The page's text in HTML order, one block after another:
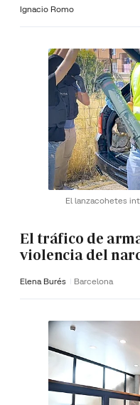
Ignacio Romo
El lanzacohetes
El tráfico de
violencia del
Elena Burés Barcelona